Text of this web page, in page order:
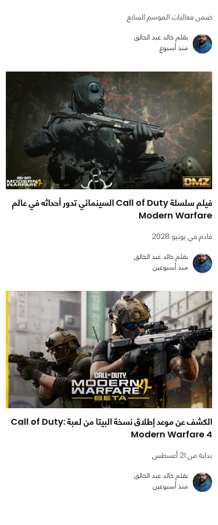
ضمن فعاليات الموسم السابع
بقلم خالد عبد الخالق
منذ أسبوع
فيلم سلسلة Call of Duty السينمائي تدور أحداثه في عالم
Modern Warfare
قادم في يونيو 2028
بقلم خالد عبد الخالق
منذ أسبوعين
الكشف عن موعد إطلاق نسخة البيتا من لعبة Call of Duty:
Modern Warfare 4
بداية من 21 أغسطس
بقلم خالد عبد الخالق
منذ أسبوعين